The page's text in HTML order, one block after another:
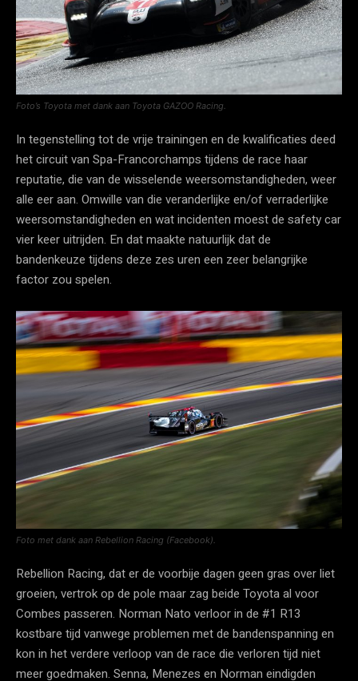
Foto’s Toyota met dank aan Toyota GAZOO Racing.
In tegenstelling tot de vrije trainingen en de kwalificaties deed
het circuit van Spa-Francorchamps tijdens de race haar
reputatie, die van de wisselende weersomstandigheden, weer
alle eer aan. Omwille van die veranderlijke en/of verraderlijke
weersomstandigheden en wat incidenten moest de safety car
vier keer uitrijden. En dat maakte natuurlijk dat de
bandenkeuze tijdens deze zes uren een zeer belangrijke
factor zou spelen.
Foto met dank aan Rebellion Racing (Facebook).
Rebellion Racing, dat er de voorbije dagen geen gras over liet
groeien, vertrok op de pole maar zag beide Toyota al voor
Combes passeren. Norman Nato verloor in de #1 R13
kostbare tijd vanwege problemen met de bandenspanning en
kon in het verdere verloop van de race die verloren tijd niet
meer goedmaken. Senna, Menezes en Norman eindigden